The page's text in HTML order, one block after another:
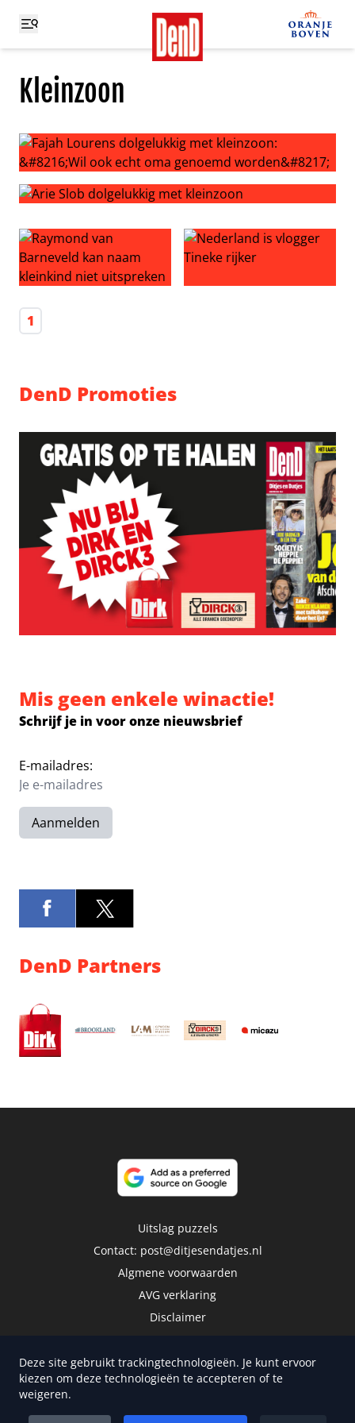
Kleinzoon
Fajah Lourens dolgelukkig met kleinzoon: ‘Wil ook echt
1
DenD Promoties
Mis geen enkele winactie!
Schrijf je in voor onze nieuwsbrief
E-mailadres:
Aanmelden
DenD Partners
Uitslag puzzels
Contact: post@ditjesendatjes.nl
Algmene voorwaarden
AVG verklaring
Disclaimer
Deze site gebruikt trackingtechnologieën. Je kunt ervoor
kiezen om deze technologieën te accepteren of te
weigeren.